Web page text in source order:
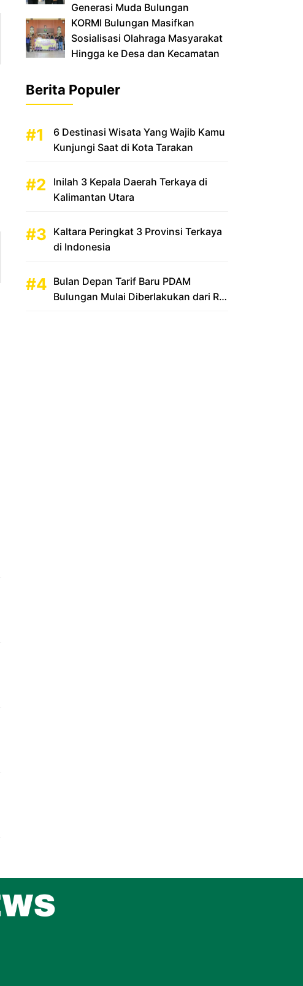
Generasi Muda Bulungan
‎KORMI Bulungan Masifkan
Sosialisasi Olahraga Masyarakat
Hingga ke Desa dan Kecamatan
Berita Populer
6 Destinasi Wisata Yang Wajib Kamu
Kunjungi Saat di Kota Tarakan
Inilah 3 Kepala Daerah Terkaya di
Kalimantan Utara
Kaltara Peringkat 3 Provinsi Terkaya
di Indonesia
Bulan Depan Tarif Baru PDAM
Bulungan Mulai Diberlakukan dari Rp